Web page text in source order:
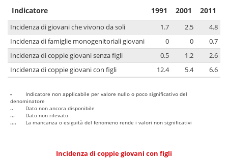
Indicatore 1991 2001 2011
Incidenza di giovani che vivono da soli 1.7 2.5
4.8
Incidenza di famiglie monogenitoriali giovani
0 0
0.7
Incidenza di coppie giovani senza figli
0.5 1.2
2.6
Incidenza di coppie giovani con figli
12.4 5.4 6.6
-
Indicatore non applicabile per valore nullo o poco significativo del
denominatore
..
Dato non ancora disponibile
...
Dato non rilevato
....
La mancanza o esiguità del fenomeno rende i valori non significativi
Incidenza di coppie giovani con figli